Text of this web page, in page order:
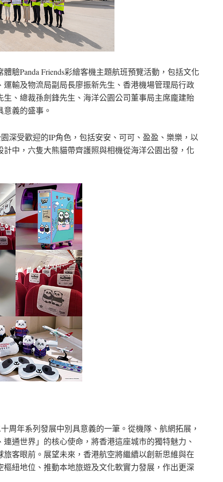
驗Panda Friends彩繪客機主題航班預覽活動，包括文化
輸及物流局副局長廖振新先生、香港機場管理局行政
、總裁孫劍鋒先生、海洋公園公司董事局主席龐建貽
義的盛事。
深受歡迎的IP角色，包括安安、可可、盈盈、樂樂，以
中，六隻大熊貓帶齊護照與相機從海洋公園出發，化
周年系列發展中別具意義的一筆。從機隊、航網拓展，
連通世界」的核心使命，將香港這座城市的獨特魅力、
客眼前。展望未來，香港航空將繼續以創新思維與在
紐地位、推動本地旅遊及文化軟實力發展，作出更深